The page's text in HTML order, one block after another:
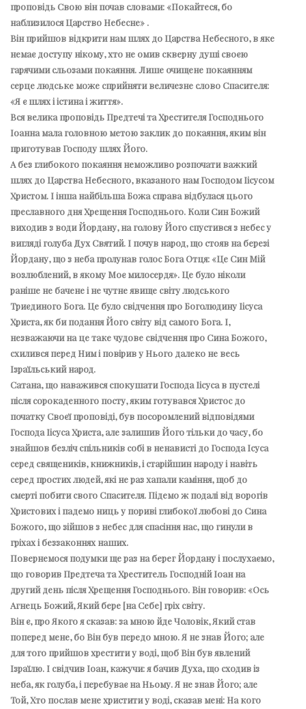
проповідь Свою він почав словами: «Покайтеся, бо
наблизилося Царство Небесне» .
Він прийшов відкрити нам шлях до Царства Небесного, в яке
немає доступу нікому, хто не омив скверну душі своєю
гарячими сльозами покаяння. Лише очищене покаянням
серце людське може сприйняти величезне слово Спасителя:
«Я є шлях і істина і життя».
Вся велика проповідь Предтечі та Хрестителя Господнього
Іоанна мала головною метою заклик до покаяння, яким він
приготував Господу шлях Його.
А без глибокого покаяння неможливо розпочати важкий
шлях до Царства Небесного, вказаного нам Господом Іісусом
Христом. І інша найбільша Божа справа відбулася цього
преславного дня Хрещення Господнього. Коли Син Божий
виходив з води Йордану, на голову Його спустився з небес у
вигляді голуба Дух Святий. І почув народ, що стояв на березі
Йордану, що з неба пролунав голос Бога Отця: «Це Син Мій
возлюблений, в якому Моє милосердя». Це було ніколи
раніше не бачене і не чутне явище світу людського
Триєдиного Бога. Це було свідчення про Боголюдину Іісуса
Христа, як би подання Його світу від самого Бога. І,
незважаючи на це таке чудове свідчення про Сина Божого,
схилився перед Ним і повірив у Нього далеко не весь
Ізраїльський народ.
Сатана, що наважився спокушати Господа Іісуса в пустелі
після сорокаденного посту, яким готувався Христос до
початку Своєї проповіді, був посоромлений відповідями
Господа Іісуса Христа, але залишив Його тільки до часу, бо
знайшов безліч спільників собі в ненависті до Господа Ісуса
серед священиків, книжників, і старійшин народу і навіть
серед простих людей, які не раз хапали каміння, щоб до
смерті побити свого Спасителя. Підемо ж подалі від ворогів
Христових і падемо ниць у пориві глибокої любові до Сина
Божого, що зійшов з небес для спасіння нас, що гинули в
гріхах і беззаконнях наших.
Повернемося подумки ще раз на берег Йордану і послухаємо,
що говорив Предтеча та Хреститель Господній Іоан на
другий день після Хрещення Господнього. Він говорив: «Ось
Агнець Божий, Який бере [на Себе] гріх світу.
Він є, про Якого я сказав: за мною йде Чоловік, Який став
поперед мене, бо Він був передо мною. Я не знав Його; але
для того прийшов хрестити у воді, щоб Він був явлений
Ізраїлю. І свідчив Іоан, кажучи: я бачив Духа, що сходив із
неба, як голуба, і перебуває на Ньому. Я не знав Його; але
Той, Хто послав мене христити у воді, сказав мені: На кого